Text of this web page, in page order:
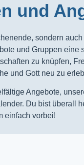
und
sondern
und Gruppen eine
zu knüpfen,
und Gott neu zu
Angebote,
Du bist überall
einfach vorbei!